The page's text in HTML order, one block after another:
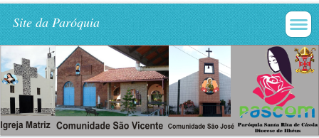
Site da Paróquia